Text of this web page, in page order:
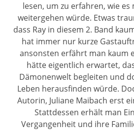
lesen, um zu erfahren, wie es
weitergehen würde. Etwas
dass Ray in diesem 2. Band
hat immer nur kurze
ansonsten erfährt man kaum
hätte eigentlich erwartet,
Dämonenwelt begleiten und
Leben herausfinden würde.
Autorin, Juliane Maibach erst
Stattdessen erhält man
Vergangenheit und ihre